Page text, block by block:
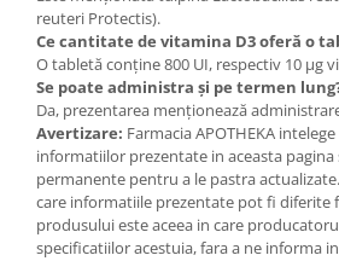
reuteri Protectis).
Ce cantitate de vitamina D3 oferă o
O tabletă conține 800 UI, respectiv 10 μg
Se poate administra și pe termen
Da, prezentarea menționează
Avertizare: Farmacia APOTHEKA
informatiilor prezentate in aceasta pagina
permanente pentru a le pastra
care informatiile prezentate pot fi diferite
produsului este aceea in care
specificatiilor acestuia, fara a ne informa